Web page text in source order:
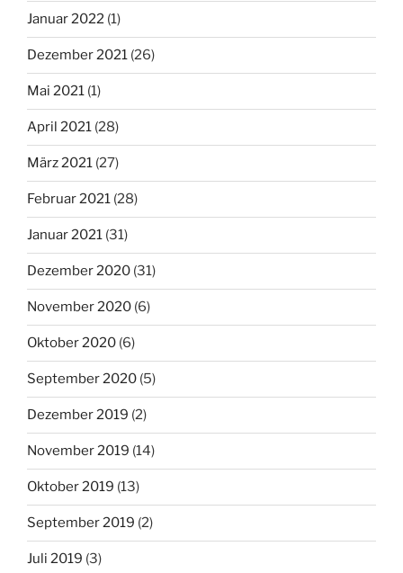
Januar 2022 (1)
Dezember 2021 (26)
Mai 2021 (1)
April 2021 (28)
März 2021 (27)
Februar 2021 (28)
Januar 2021 (31)
Dezember 2020 (31)
November 2020 (6)
Oktober 2020 (6)
September 2020 (5)
Dezember 2019 (2)
November 2019 (14)
Oktober 2019 (13)
September 2019 (2)
Juli 2019 (3)